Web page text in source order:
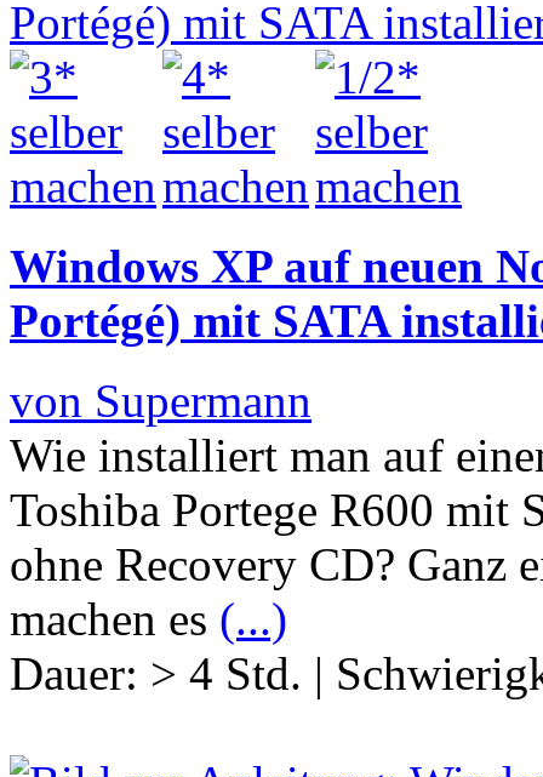
Windows XP auf neuen
Portégé) mit SATA
von Supermann
Wie installiert man auf
Toshiba Portege R600 mit
ohne Recovery CD? Ganz
machen es (...)
Dauer: > 4 Std. |